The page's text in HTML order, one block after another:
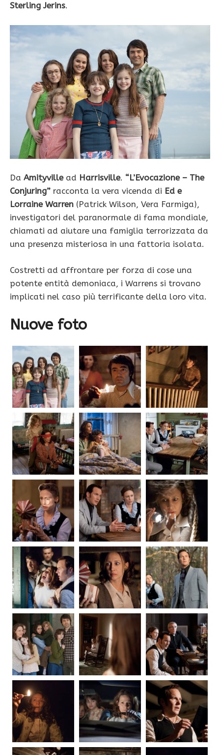
Sterling Jerins.
Da Amityville ad Harrisville. “L’Evocazione – The
Conjuring” racconta la vera vicenda di Ed e
Lorraine Warren (Patrick Wilson, Vera Farmiga),
investigatori del paranormale di fama mondiale,
chiamati ad aiutare una famiglia terrorizzata da
una presenza misteriosa in una fattoria isolata.
Costretti ad affrontare per forza di cose una
potente entità demoniaca, i Warrens si trovano
implicati nel caso più terrificante della loro vita.
Nuove foto